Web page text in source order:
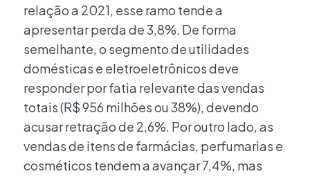
relação a 2021, esse ramo tende a
apresentar perda de 3,8%. De forma
semelhante, o segmento de utilidades
domésticas e eletroeletrônicos deve
responder por fatia relevante das vendas
totais (R$ 956 milhões ou 38%), devendo
acusar retração de 2,6%. Por outro lado, as
vendas de itens de farmácias, perfumarias e
cosméticos tendem a avançar 7,4%, mas